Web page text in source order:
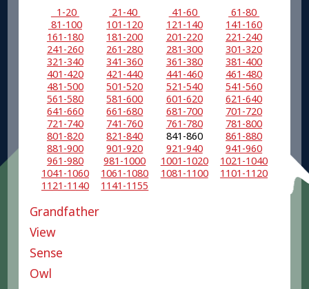
1-20 21-40 41-60
61-80
81-100
101-120 121-140
141-160
161-180
181-200 201-220
221-240
241-260
261-280 281-300
301-320
321-340
341-360 361-380
381-400
401-420
421-440 441-460
461-480
481-500
501-520 521-540
541-560
561-580
581-600 601-620
621-640
641-660
661-680 681-700
701-720
721-740
741-760 761-780
781-800
801-820
821-840 841-860
861-880
881-900
901-920 921-940
941-960
961-980
981-1000 1001-1020
1021-1040
1041-1060
1061-1080 1081-1100
1101-1120
1121-1140
1141-1155
Grandfather
View
Sense
Owl